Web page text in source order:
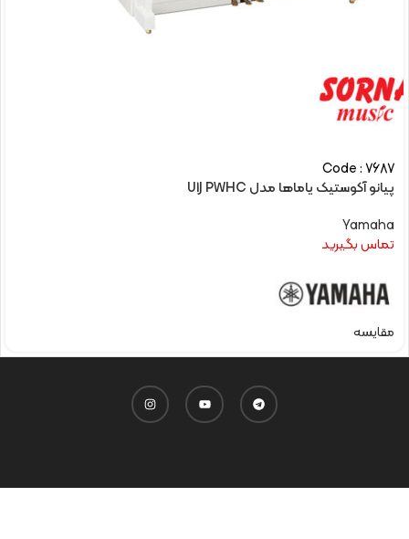
Code : 7687
پیانو آکوستیک یاماها مدل U1J PWHC
Yamaha
تماس بگیرید
مقایسه